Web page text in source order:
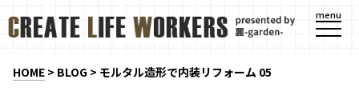
menu
HOME > BLOG > モルタル造形で内装リフォーム 05